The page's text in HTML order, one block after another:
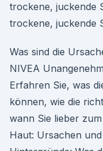
trockene, juckende
trockene, juckende
Was sind die
NIVEA
Erfahren Sie, was
können, wie die
wann Sie lieber
Haut: Ursachen